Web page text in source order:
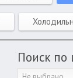
Поиск по